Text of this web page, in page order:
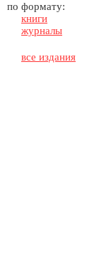
по формату:
книги
журналы
все издания